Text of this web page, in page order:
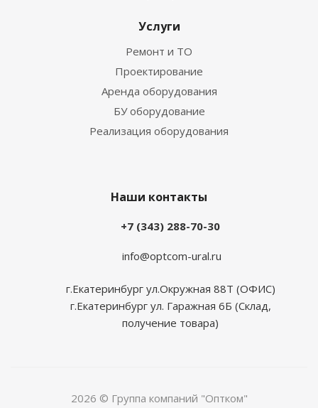
Услуги
Ремонт и ТО
Проектирование
Аренда оборудования
БУ оборудование
Реализация оборудования
Наши контакты
+7 (343) 288-70-30
info@optcom-ural.ru
г.Екатеринбург ул.Окружная 88Т (ОФИС)
г.Екатеринбург ул. Гаражная 6Б (Склад,
получение товара)
2026 © Группа компаний "Оптком"